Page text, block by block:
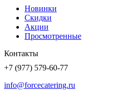
Новинки
Скидки
Акции
Просмотренные
Контакты
+7 (977) 579-60-77
info@forcecatering.ru